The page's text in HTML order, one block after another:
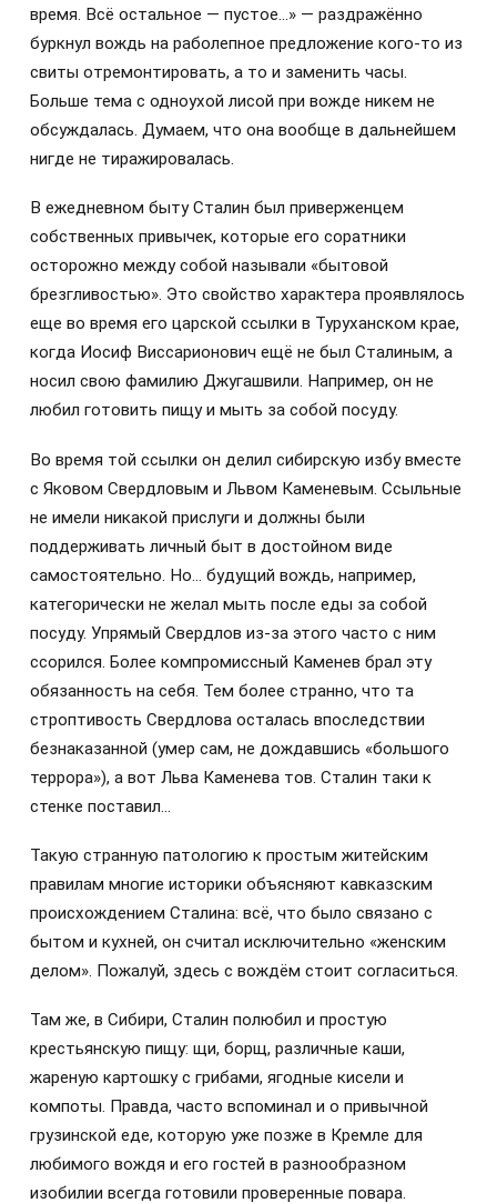
время. Всё остальное — пустое…» — раздражённо
буркнул вождь на раболепное предложение кого-то из
свиты отремонтировать, а то и заменить часы.
Больше тема с одноухой лисой при вожде никем не
обсуждалась. Думаем, что она вообще в дальнейшем
нигде не тиражировалась.
В ежедневном быту Сталин был приверженцем
собственных привычек, которые его соратники
осторожно между собой называли «бытовой
брезгливостью». Это свойство характера проявлялось
еще во время его царской ссылки в Туруханском крае,
когда Иосиф Виссарионович ещё не был Сталиным, а
носил свою фамилию Джугашвили. Например, он не
любил готовить пищу и мыть за собой посуду.
Во время той ссылки он делил сибирскую избу вместе
с Яковом Свердловым и Львом Каменевым. Ссыльные
не имели никакой прислуги и должны были
поддерживать личный быт в достойном виде
самостоятельно. Но… будущий вождь, например,
категорически не желал мыть после еды за собой
посуду. Упрямый Свердлов из-за этого часто с ним
ссорился. Более компромиссный Каменев брал эту
обязанность на себя. Тем более странно, что та
строптивость Свердлова осталась впоследствии
безнаказанной (умер сам, не дождавшись «большого
террора»), а вот Льва Каменева тов. Сталин таки к
стенке поставил…
Такую странную патологию к простым житейским
правилам многие историки объясняют кавказским
происхождением Сталина: всё, что было связано с
бытом и кухней, он считал исключительно «женским
делом». Пожалуй, здесь с вождём стоит согласиться.
Там же, в Сибири, Сталин полюбил и простую
крестьянскую пищу: щи, борщ, различные каши,
жареную картошку с грибами, ягодные кисели и
компоты. Правда, часто вспоминал и о привычной
грузинской еде, которую уже позже в Кремле для
любимого вождя и его гостей в разнообразном
изобилии всегда готовили проверенные повара.